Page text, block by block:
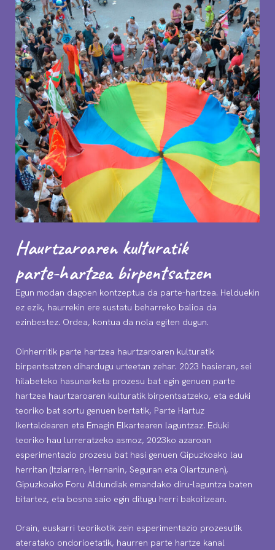
Haurtzaroaren kulturatik
parte-hartzea birpentsatzen
Egun modan dagoen kontzeptua da parte-hartzea. Helduekin
ez ezik, haurrekin ere sustatu beharreko balioa da
ezinbestez. Ordea, kontua da nola egiten dugun.
Oinherritik parte hartzea haurtzaroaren kulturatik
birpentsatzen dihardugu urteetan zehar. 2023 hasieran, sei
hilabeteko hasunarketa prozesu bat egin genuen parte
hartzea haurtzaroaren kulturatik birpentsatzeko, eta eduki
teoriko bat sortu genuen bertatik, Parte Hartuz
Ikertaldearen eta Emagin Elkartearen laguntzaz. Eduki
teoriko hau lurreratzeko asmoz, 2023ko azaroan
esperimentazio prozesu bat hasi genuen Gipuzkoako lau
herritan (Itziarren, Hernanin, Seguran eta Oiartzunen),
Gipuzkoako Foru Aldundiak emandako diru-laguntza baten
bitartez, eta bosna saio egin ditugu herri bakoitzean.
Orain, euskarri teorikotik zein esperimentazio prozesutik
ateratako ondorioetatik, haurren parte hartze kanal